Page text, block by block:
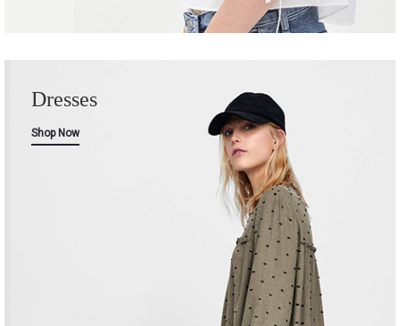
Dresses
Shop Now